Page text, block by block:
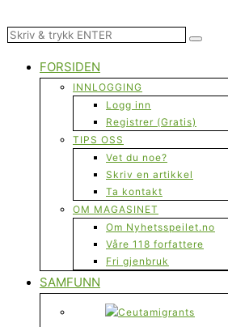
FORSIDEN
INNLOGGING
Logg inn
Registrer (Gratis)
TIPS OSS
Vet du noe?
Skriv en artikkel
Ta kontakt
OM MAGASINET
Om Nyhetsspeilet.no
Våre 118 forfattere
Fri gjenbruk
SAMFUNN